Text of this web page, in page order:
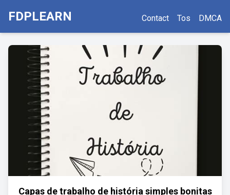
FDPLEARN Contact Tos DMCA
Capas de trabalho de história simples bonitas